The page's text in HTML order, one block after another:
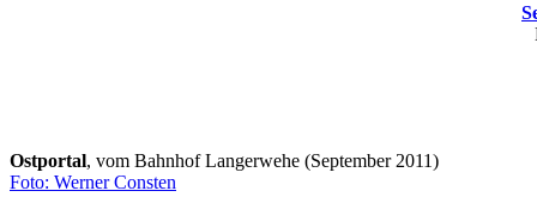
Ostportal, vom Bahnhof Langerwehe (September 2011)
Foto: Werner Consten